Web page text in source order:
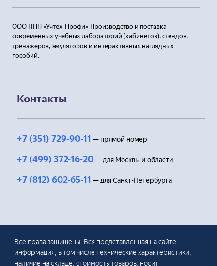
ООО НПП »Учтех-Профи» Производство и поставка
современных учебных лабораторий (кабинетов), стендов,
тренажеров, эмуляторов и интерактивных наглядных
пособий.
Контакты
+7 (351) 729-90-11 — прямой номер
+7 (499) 372-16-20 — для Москвы и области
+7 (812) 602-65-11 — для Санкт-Петербурга
Все права защищены. Вся представленная на сайте
информация, в том числе технические характеристики,
наличие на складе, стоимость товаров, носит